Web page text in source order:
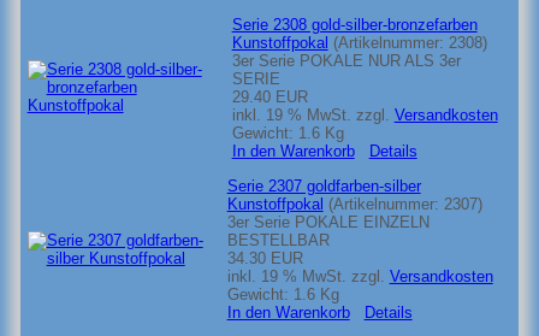
Serie 2308 gold-silber-bronzefarben
Kunstoffpokal (Artikelnummer: 2308)
3er Serie POKALE NUR ALS 3er
SERIE
29.40 EUR
inkl. 19 % MwSt. zzgl. Versandkosten
Gewicht: 1.6 Kg
In den Warenkorb
Details
Serie 2307 goldfarben-silber
Kunstoffpokal (Artikelnummer: 2307)
3er Serie POKALE EINZELN
BESTELLBAR
34.30 EUR
inkl. 19 % MwSt. zzgl. Versandkosten
Gewicht: 1.6 Kg
In den Warenkorb
Details